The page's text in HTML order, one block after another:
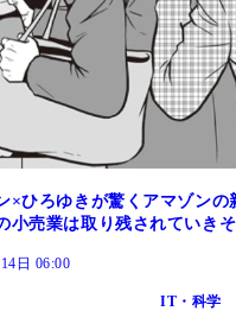
×ひろゆきが驚くアマゾンの
小売業は取り残されていきそ
日 06:00
IT・科学